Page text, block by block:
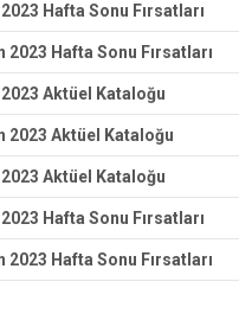
Hafta Sonu Fırsatları
2023 Hafta Sonu Fırsatları
Aktüel Kataloğu
2023 Aktüel Kataloğu
Aktüel Kataloğu
Hafta Sonu Fırsatları
2023 Hafta Sonu Fırsatları